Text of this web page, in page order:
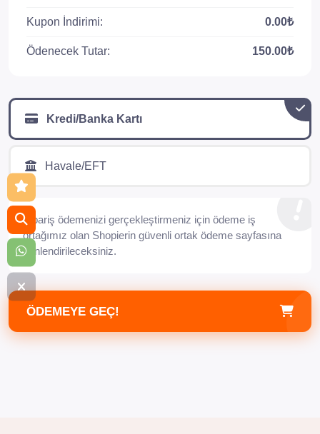
Kupon İndirimi: 0.00₺
Ödenecek Tutar: 150.00₺
Kredi/Banka Kartı
Havale/EFT
Sipariş ödemenizi gerçekleştirmeniz için ödeme iş
ortağımız olan Shopierin güvenli ortak ödeme sayfasına
yönlendirileceksiniz.
ÖDEMEYE GEÇ!